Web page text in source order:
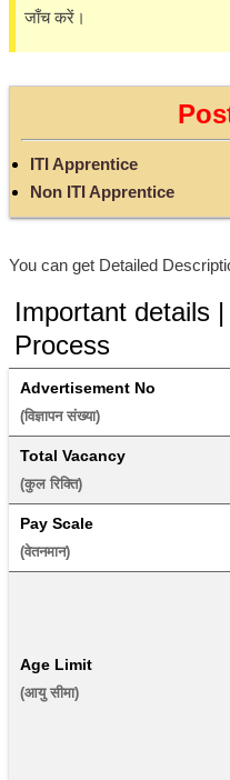
जाँच करें।
ITI Apprentice
Non ITI Apprentice
You can get Detailed
Important details
Process
Advertisement No
(विज्ञापन संख्या)
Total Vacancy
(कुल रिक्ति)
Pay Scale
(वेतनमान)
Age Limit
(आयु सीमा)